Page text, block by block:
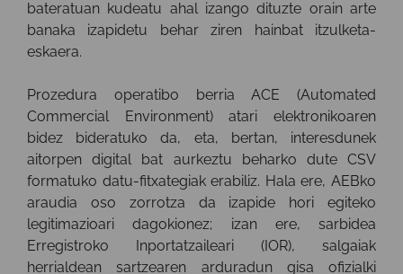
bateratuan kudeatu ahal izango dituzte orain arte
banaka izapidetu behar ziren hainbat itzulketa-
eskaera.
Prozedura operatibo berria ACE (Automated
Commercial Environment) atari elektronikoaren
bidez bideratuko da, eta, bertan, interesdunek
aitorpen digital bat aurkeztu beharko dute CSV
formatuko datu-fitxategiak erabiliz. Hala ere, AEBko
araudia oso zorrotza da izapide hori egiteko
legitimazioari dagokionez; izan ere, sarbidea
Erregistroko Inportatzaileari (IOR), salgaiak
herrialdean sartzearen arduradun gisa ofizialki